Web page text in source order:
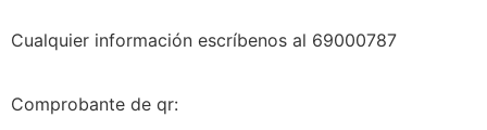
Cualquier información escríbenos al 69000787
Comprobante de qr: